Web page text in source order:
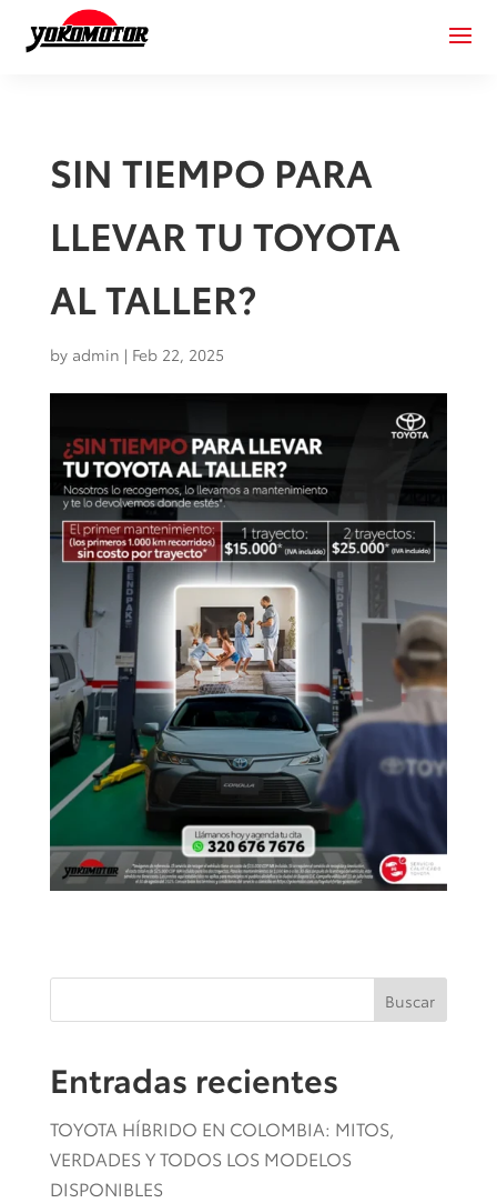
SIN TIEMPO PARA
LLEVAR TU TOYOTA
AL TALLER?
by admin | Feb 22, 2025
Buscar
Entradas recientes
TOYOTA HÍBRIDO EN COLOMBIA: MITOS,
VERDADES Y TODOS LOS MODELOS
DISPONIBLES